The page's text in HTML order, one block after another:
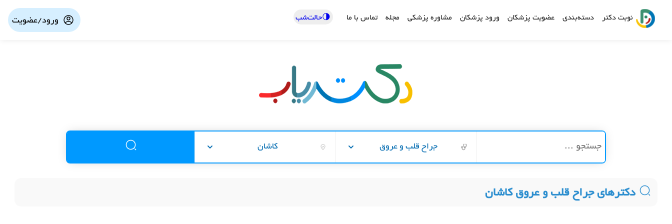
نوبت دکتر دسته‌بندی عضویت پزشکان ورود پزشکان مشاوره پزشکی مجله تماس با ما 🌗حالت‌شب ورود/عضویت
جراح قلب و عروق کاشان
دکترهای جراح قلب و عروق کاشان